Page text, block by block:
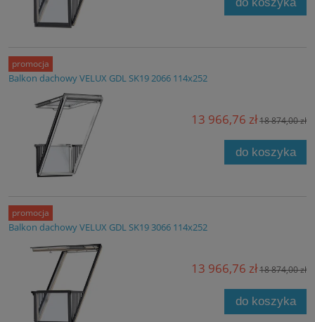
Balkon dachowy VELUX GDL SK19 2066 114x252
13 966,76 zł18 874,00 zł
do koszyka
promocja
Balkon dachowy VELUX GDL SK19 3066 114x252
13 966,76 zł18 874,00 zł
do koszyka
promocja